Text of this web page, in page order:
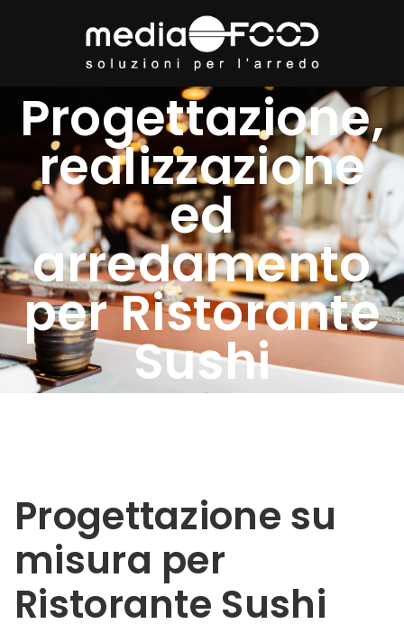
Progettazione,
realizzazione
ed
arredamento
per Ristorante
Sushi
Progettazione su
misura per
Ristorante Sushi